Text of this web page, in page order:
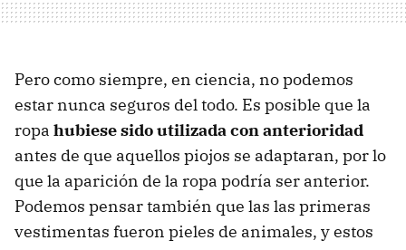
Pero como siempre, en ciencia, no podemos
estar nunca seguros del todo. Es posible que la
ropa hubiese sido utilizada con anterioridad
antes de que aquellos piojos se adaptaran, por lo
que la aparición de la ropa podría ser anterior.
Podemos pensar también que las las primeras
vestimentas fueron pieles de animales, y estos